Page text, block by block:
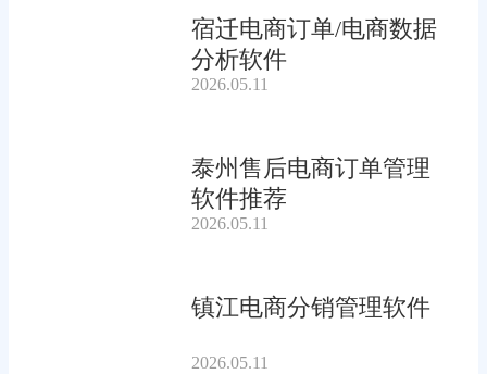
宿迁电商订单/电商数据
分析软件
2026.05.11
泰州售后电商订单管理
软件推荐
2026.05.11
镇江电商分销管理软件
2026.05.11